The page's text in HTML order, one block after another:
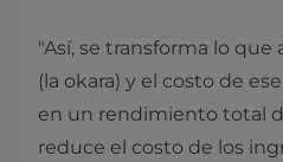
"Así, se transforma lo
(la okara) y el costo de
en un rendimiento total
reduce el costo de los